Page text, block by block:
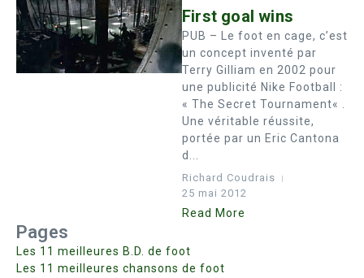
First goal wins
PUB – Le foot en cage, c’est
un concept inventé par
Terry Gilliam en 2002 pour
une publicité Nike Football :
« The Secret Tournament« .
Une véritable réussite,
portée par un Eric Cantona
d...
Richard Coudrais
25 mai 2012
Read More
Pages
Les 11 meilleures B.D. de foot
Les 11 meilleures chansons de foot